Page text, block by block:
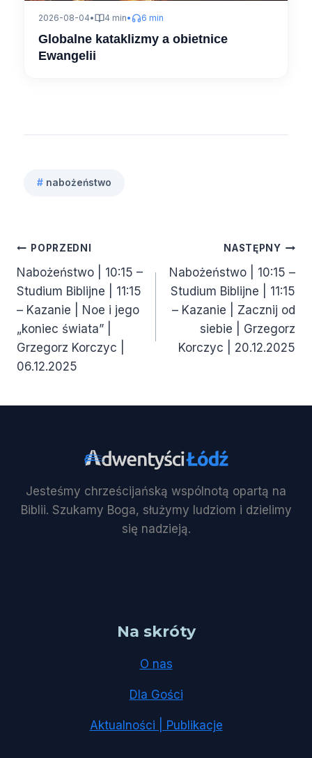
2026-08-04• 4 min• 6 min
Globalne kataklizmy a obietnice
Ewangelii
Tagi
# nabożeństwo
Nawigacja
wpisu
POPRZEDNI
Nabożeństwo | 10:15 –
Studium Biblijne | 11:15
– Kazanie | Noe i jego
„koniec świata” |
Grzegorz Korczyc |
06.12.2025
NASTĘPNY
Nabożeństwo | 10:15 –
Studium Biblijne | 11:15
– Kazanie | Zacznij od
siebie | Grzegorz
Korczyc | 20.12.2025
Jesteśmy chrześcijańską wspólnotą opartą na
Biblii. Szukamy Boga, służymy ludziom i dzielimy
się nadzieją.
Na skróty
O nas
Dla Gości
Aktualności | Publikacje